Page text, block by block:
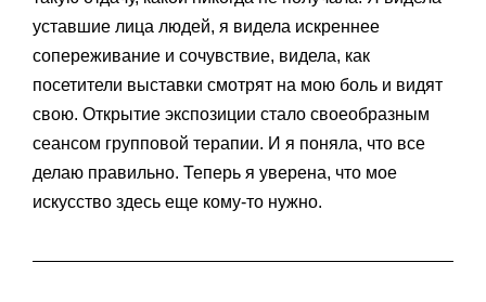
уставшие лица людей, я видела искреннее
сопереживание и сочувствие, видела, как
посетители выставки смотрят на мою боль и видят
свою. Открытие экспозиции стало своеобразным
сеансом групповой терапии. И я поняла, что все
делаю правильно. Теперь я уверена, что мое
искусство здесь еще кому-то нужно.